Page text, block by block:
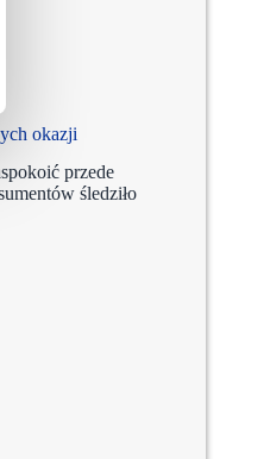
okazji
przede
śledziło